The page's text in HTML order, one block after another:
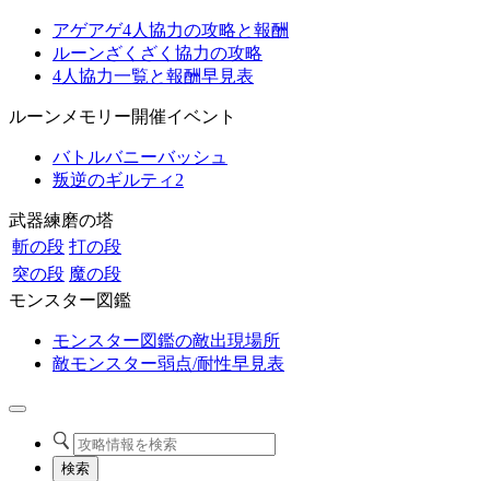
アゲアゲ4人協力の攻略と報酬
ルーンざくざく協力の攻略
4人協力一覧と報酬早見表
ルーンメモリー開催イベント
バトルバニーバッシュ
叛逆のギルティ2
武器練磨の塔
斬の段 打の段
突の段 魔の段
モンスター図鑑
モンスター図鑑の敵出現場所
敵モンスター弱点/耐性早見表
検索